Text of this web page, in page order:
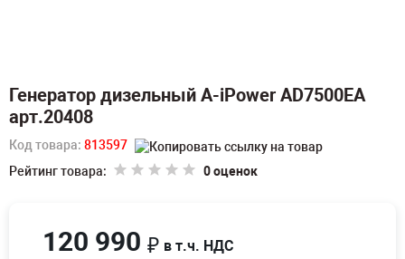
Генератор дизельный A-iPower AD7500EA
арт.20408
Код товара: 813597
Рейтинг товара:
0 оценок
120 990 ₽ в т.ч. НДС